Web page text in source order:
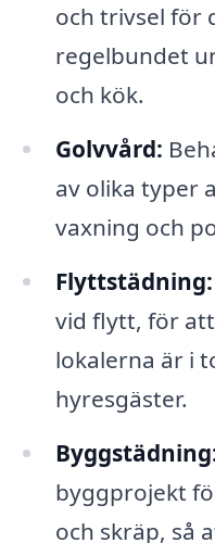
och trivsel för
regelbundet
och kök.
Golvvård:
av olika typer
vaxning och
Flyttstädning:
vid flytt, för
lokalerna är i
hyresgäster.
byggprojekt
och skräp, så